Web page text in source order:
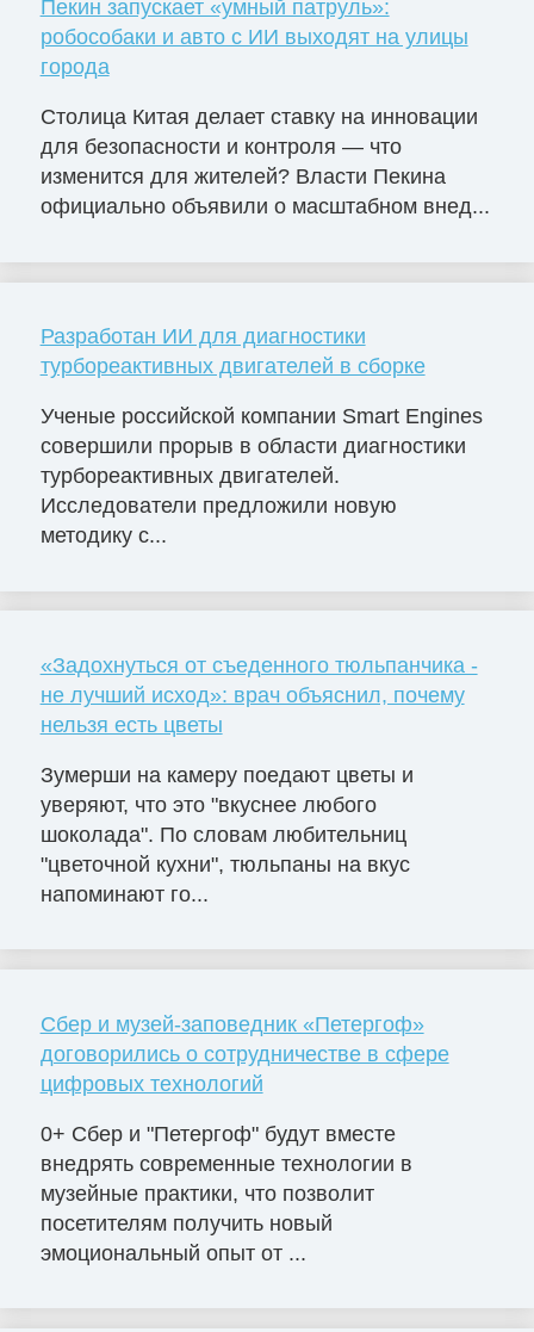
Пекин запускает «умный патруль»:
робособаки и авто с ИИ выходят на улицы
города
Столица Китая делает ставку на инновации
для безопасности и контроля — что
изменится для жителей? Власти Пекина
официально объявили о масштабном внед...
Разработан ИИ для диагностики
турбореактивных двигателей в сборке
Ученые российской компании Smart Engines
совершили прорыв в области диагностики
турбореактивных двигателей.
Исследователи предложили новую
методику с...
«Задохнуться от съеденного тюльпанчика -
не лучший исход»: врач объяснил, почему
нельзя есть цветы
Зумерши на камеру поедают цветы и
уверяют, что это "вкуснее любого
шоколада". По словам любительниц
"цветочной кухни", тюльпаны на вкус
напоминают го...
Сбер и музей-заповедник «Петергоф»
договорились о сотрудничестве в сфере
цифровых технологий
0+ Сбер и "Петергоф" будут вместе
внедрять современные технологии в
музейные практики, что позволит
посетителям получить новый
эмоциональный опыт от ...